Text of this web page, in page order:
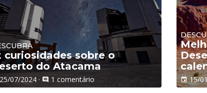
curiosidades sobre o
do Atacama
25/07/2024 · comment 1 comentário event 15/